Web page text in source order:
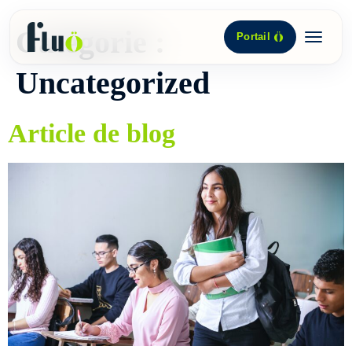
Portail
Catégorie :
Uncategorized
Article de blog